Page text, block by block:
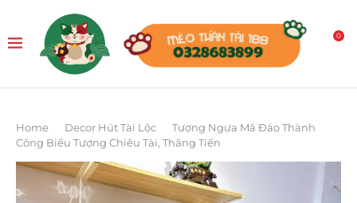
0
Home Decor Hút Tài Lộc
Tượng Ngựa Mã Đáo Thành
Công Biểu Tượng Chiêu Tài, Thăng Tiến